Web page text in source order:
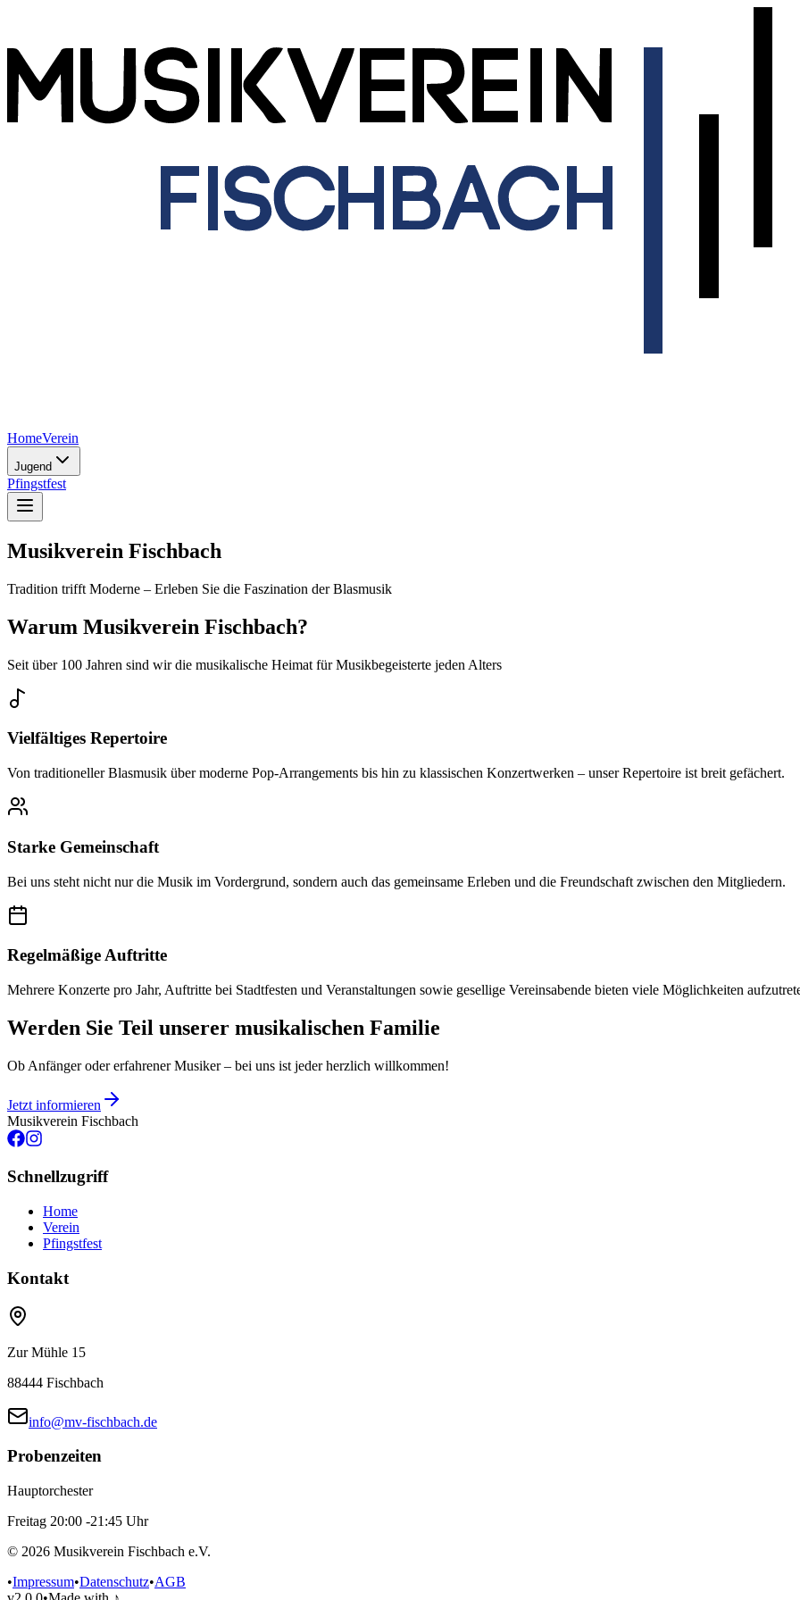
HomeVerein
Jugend
Pfingstfest
Musikverein Fischbach
Tradition trifft Moderne – Erleben Sie die Faszination der Blasmusik
Warum Musikverein Fischbach?
Seit über 100 Jahren sind wir die musikalische Heimat für Musikbegeisterte jeden Alters
Vielfältiges Repertoire
Von traditioneller Blasmusik über moderne Pop-Arrangements bis hin zu klassischen Konzertwerken – unser Repertoire ist breit gefächert.
Starke Gemeinschaft
Bei uns steht nicht nur die Musik im Vordergrund, sondern auch das gemeinsame Erleben und die Freundschaft zwischen den Mitgliedern.
Regelmäßige Auftritte
Mehrere Konzerte pro Jahr, Auftritte bei Stadtfesten und Veranstaltungen sowie gesellige Vereinsabende bieten viele Möglichkeiten
Werden Sie Teil unserer musikalischen Familie
Ob Anfänger oder erfahrener Musiker – bei uns ist jeder herzlich willkommen!
Jetzt informieren
Musikverein Fischbach
Schnellzugriff
Home
Verein
Pfingstfest
Kontakt
Zur Mühle 15
88444 Fischbach
info@mv-fischbach.de
Probenzeiten
Hauptorchester
Freitag 20:00 -21:45 Uhr
© 2026 Musikverein Fischbach e.V.
•Impressum•Datenschutz•AGB